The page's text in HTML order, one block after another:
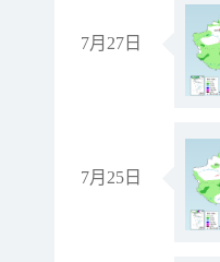
7月27日
7月25日